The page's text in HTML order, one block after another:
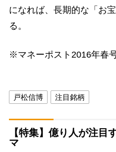
になれば、長期的な「お
る。
※マネーポスト2016年春
戸松信博 注目銘柄
【特集】億り人が注目
マ